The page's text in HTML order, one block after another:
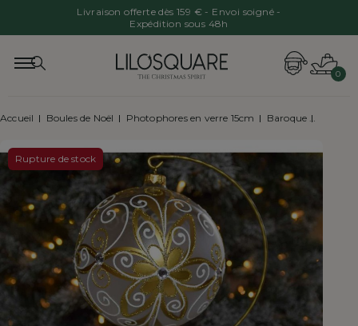
Livraison offerte dès 159 € - Envoi soigné -
Expédition sous 48h
0
Accueil Boules de Noël Photophores en verre 15cm Baroque
Rupture de stock